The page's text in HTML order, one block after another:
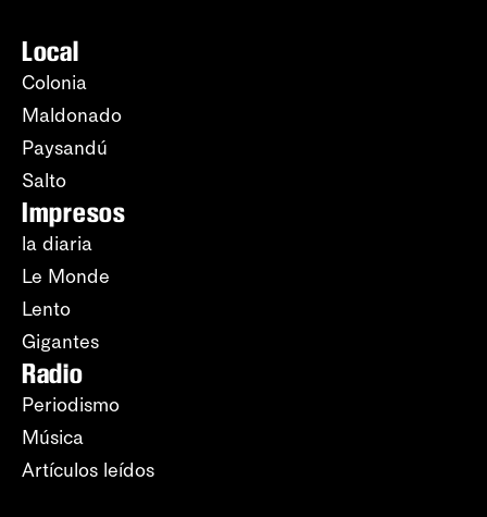
Local
Colonia
Maldonado
Paysandú
Salto
Impresos
la diaria
Le Monde
Lento
Gigantes
Radio
Periodismo
Música
Artículos leídos